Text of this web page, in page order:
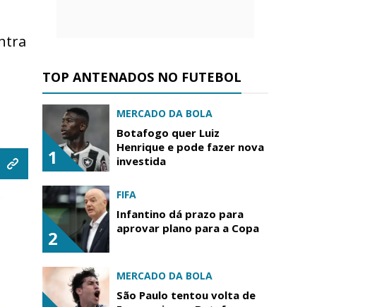
TOP ANTENADOS NO FUTEBOL
1
MERCADO DA BOLA
Botafogo quer Luiz
Henrique e pode fazer nova
investida
2
FIFA
Infantino dá prazo para
aprovar plano para a Copa
MERCADO DA BOLA
São Paulo tentou volta de